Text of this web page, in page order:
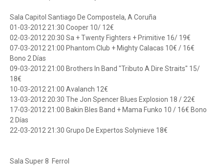
Sala Capitol Santiago De Compostela, A Coruña
01-03-2012 21:30 Cooper 10/ 12€
02-03-2012 20:30 Sa + Twenty Fighters + Primitive 16/ 19€
07-03-2012 21:00 Phantom Club + Mighty Calacas 10€ / 16€
Bono 2 Días
09-03-2012 21:00 Brothers In Band "Tributo A Dire Straits" 15/
18€
10-03-2012 21:00 Avalanch 12€
13-03-2012 20:30 The Jon Spencer Blues Explosion 18 / 22€
17-03-2012 21:00 Bakin Bles Band + Mama Funko 10 / 16€ Bono
2 Días
22-03-2012 21:30 Grupo De Expertos Solynieve 18€
Sala Super 8 Ferrol